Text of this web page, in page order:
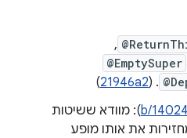
, ‏
@EmptySuper
. (
21946a2
)
b/): מוודא ששיטות
את אותו מופע